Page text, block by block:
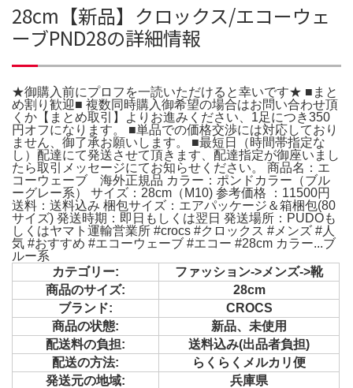
28cm【新品】クロックス/エコーウェ
ーブPND28の詳細情報
★御購入前にプロフを一読いただけると幸いです★ ■まと
め割り歓迎■ 複数同時購入御希望の場合はお問い合わせ頂
くか【まとめ取引】よりお進みください、1足につき350
円オフになります。 ■単品での価格交渉には対応しており
ません、御了承お願いします。 ■最短日（時間帯指定な
し）配達にて発送させて頂きます、配達指定が御座いまし
たら取引メッセージにてお知らせください。 商品名：エ
コーウェーブ 海外正規品 カラー：ポンドカラー（ブル
ーグレー系） サイズ：28cm（M10) 参考価格 ：11500円
送料：送料込み 梱包サイズ：エアパッケージ＆箱梱包(80
サイズ) 発送時期：即日もしくは翌日 発送場所：PUDOも
しくはヤマト運輸営業所 #crocs #クロックス #メンズ #人
気 #おすすめ #エコーウェーブ #エコー #28cm カラー...ブ
ルー系
カテゴリー:
ファッション->メンズ->靴
商品のサイズ:
28cm
ブランド:
CROCS
商品の状態:
新品、未使用
配送料の負担:
送料込み(出品者負担)
配送の方法:
らくらくメルカリ便
発送元の地域:
兵庫県